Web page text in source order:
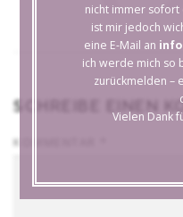
SCHREIBE EINEN
KOMMENTAR
nicht immer
ist mir jedoch
eine E-Mail an
ich werde mich so
zurückmelden –
Vielen Dank